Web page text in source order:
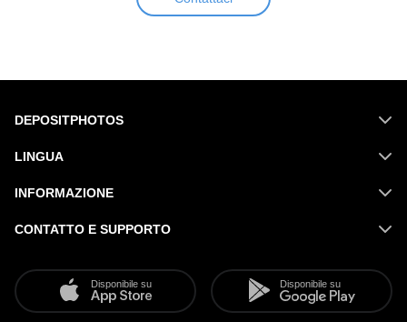
DEPOSITPHOTOS
LINGUA
INFORMAZIONE
Disponibile su Disponibile su
CONTATTO E SUPPORTO